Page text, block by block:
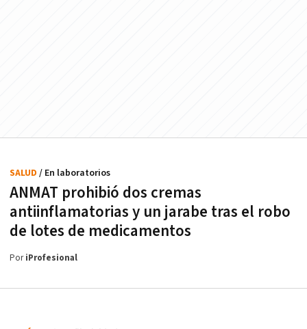
ANMAT prohibió dos cremas
antiinflamatorias y un jarabe tras el robo
de lotes de medicamentos
SALUD / En laboratorios
PoriProfesional